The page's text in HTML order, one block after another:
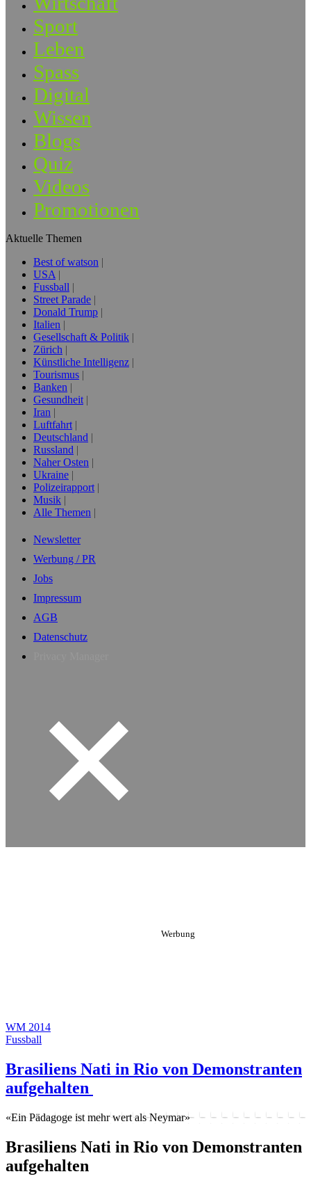
Sport
Leben
Spass
Digital
Wissen
Blogs
Quiz
Videos
Promotionen
Aktuelle Themen
Best of watson
USA
Fussball
Street Parade
Donald Trump
Italien
Gesellschaft & Politik
Zürich
Künstliche Intelligenz
Tourismus
Banken
Gesundheit
Iran
Luftfahrt
Deutschland
Russland
Naher Osten
Ukraine
Polizeirapport
Musik
Alle Themen
Newsletter
Werbung / PR
Jobs
Impressum
AGB
Datenschutz
WM 2014
Fussball
Brasiliens Nati in Rio von Demonstranten
aufgehalten
«Ein Pädagoge ist mehr wert als Neymar»
Brasiliens Nati in Rio von Demonstranten
aufgehalten